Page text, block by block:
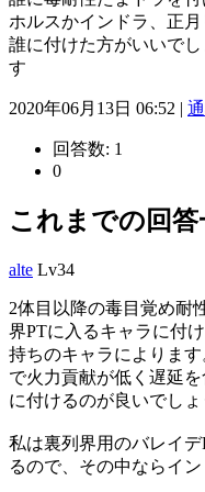
ホルスかインドラ、正
誰に付けた方がいいで
す
2020年06月13日 06:52 |
回答数: 1
0
これまでの回答
alte Lv34
2体目以降の毒目覚め耐
界PTに入るキャラに付
持ちのキャラによりま
で火力貢献が低く遅延
に付けるのが良いでしょ
私は裏列界用のバレイ
るので、その中ならイ